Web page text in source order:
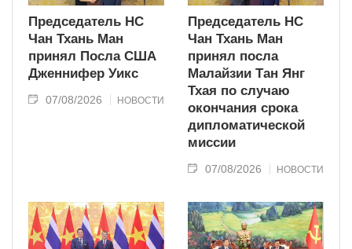
Председатель НС
Чан Тхань Ман
принял Посла США
Дженнифер Уикс
07/08/2026 НОВОСТИ
Председатель НС
Чан Тхань Ман
принял посла
Малайзии Тан Янг
Тхая по случаю
окончания срока
дипломатической
миссии
07/08/2026 НОВОСТИ